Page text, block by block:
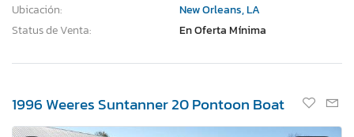
Ubicación:
New Orleans, LA
Status de Venta:
En Oferta Mínima
1996 Weeres Suntanner 20 Pontoon Boat